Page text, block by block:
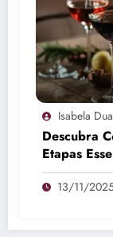
Isabela
Descubra
Etapas
13/11/